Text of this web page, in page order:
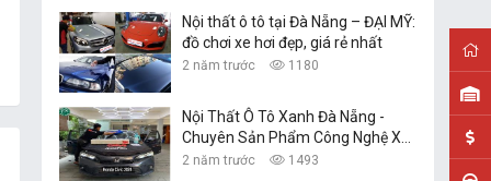
Nội thất ô tô tại Đà Nẵng – ĐẠI MỸ:
đồ chơi xe hơi đẹp, giá rẻ nhất
2 năm trước 1180
Nội Thất Ô Tô Xanh Đà Nẵng -
Chuyên Sản Phẩm Công Nghệ Xe
Hơi
2 năm trước 1493